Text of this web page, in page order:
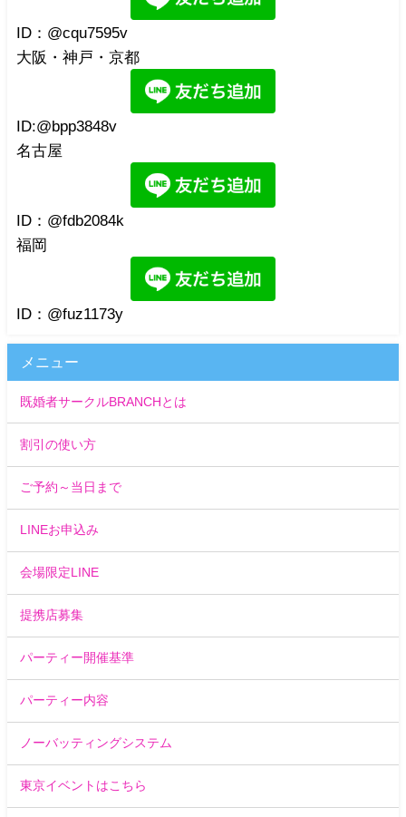
ID：@cqu7595v
大阪・神戸・京都
ID:@bpp3848v
名古屋
ID：@fdb2084k
福岡
ID：@fuz1173y
メニュー
既婚者サークルBRANCHとは
割引の使い方
ご予約～当日まで
LINEお申込み
会場限定LINE
提携店募集
パーティー開催基準
パーティー内容
ノーバッティングシステム
東京イベントはこちら